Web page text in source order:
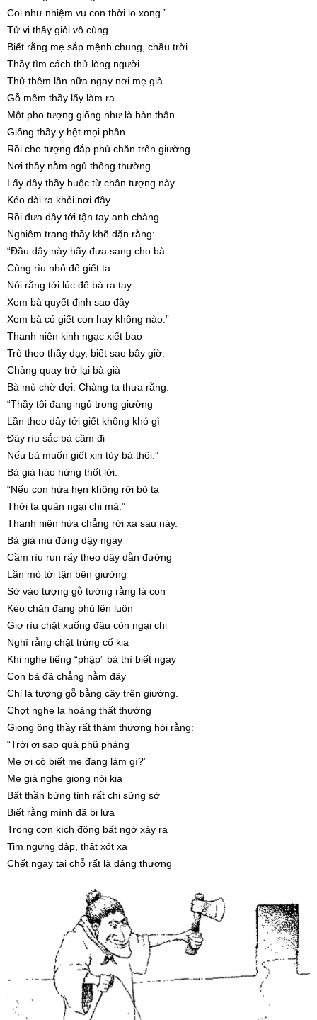
Coi như nhiệm vụ con thời lo xong.”
Tử vi thầy giỏi vô cùng
Biết rằng mẹ sắp mệnh chung, chầu trời
Thầy tìm cách thử lòng người
Thử thêm lần nữa ngay nơi mẹ già.
Gỗ mềm thầy lấy làm ra
Một pho tượng giống như là bản thân
Giống thầy y hệt mọi phần
Rồi cho tượng đắp phủ chăn trên giường
Nơi thầy nằm ngủ thông thường
Lấy dây thầy buộc từ chân tượng này
Kéo dài ra khỏi nơi đây
Rồi đưa dây tới tận tay anh chàng
Nghiêm trang thầy khẽ dặn rằng:
“Đầu dây này hãy đưa sang cho bà
Cùng rìu nhỏ để giết ta
Nói rằng tới lúc để bà ra tay
Xem bà quyết định sao đây
Xem bà có giết con hay không nào.”
Thanh niên kinh ngạc xiết bao
Trò theo thầy dạy, biết sao bây giờ.
Chàng quay trở lại bà già
Bà mù chờ đợi. Chàng ta thưa rằng:
“Thầy tôi đang ngủ trong giường
Lần theo dây tới giết không khó gì
Đây rìu sắc bà cầm đi
Nếu bà muốn giết xin tùy bà thôi.”
Bà già hào hứng thốt lời:
“Nếu con hứa hẹn không rời bỏ ta
Thời ta quản ngại chi mà.”
Thanh niên hứa chẳng rời xa sau này.
Bà già mù đứng dậy ngay
Cầm rìu run rẩy theo dây dẫn đường
Lần mò tới tận bên giường
Sờ vào tượng gỗ tưởng rằng là con
Kéo chăn đang phủ lên luôn
Giơ rìu chặt xuống đâu còn ngại chi
Nghĩ rằng chặt trúng cổ kia
Khi nghe tiếng “phập” bà thì biết ngay
Con bà đã chẳng nằm đây
Chỉ là tượng gỗ bằng cây trên giường.
Chợt nghe la hoảng thất thường
Giọng ông thầy rất thảm thương hỏi rằng:
“Trời ơi sao quá phũ phàng
Mẹ ơi có biết mẹ đang làm gì?”
Mẹ già nghe giọng nói kia
Bất thần bừng tỉnh rất chi sững sờ
Biết rằng mình đã bị lừa
Trong cơn kích động bất ngờ xảy ra
Tim ngưng đập, thật xót xa
Chết ngay tại chỗ rất là đáng thương